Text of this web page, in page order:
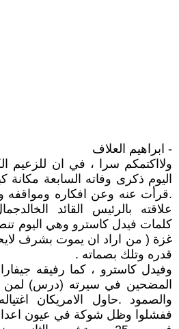
- ابراهيم العلاف
ولااكتمكم سرا ، في ان للزعيم
اليوم ذكرى وفاته السابعة
.قرأت عنه وعن افكاره ومواقفه
علاقته بالرئيس القائد
كلمات فيدل كاسترو وهي اليوم
غزة ( من اراد ان يموت بشرف
قدره وتلك بصماته .
وفيدل كاسترو ، كما رفيقه
المضحين في سيرته (درس) لمن
والصمود .حاول الامريكان
ففشلوا وظل شوكة في عيون